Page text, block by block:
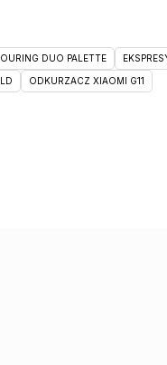
DUO PALETTE
ODKURZACZ XIAOMI G11